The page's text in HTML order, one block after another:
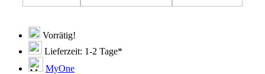
Vorrätig!
Lieferzeit: 1-2 Tage*
MyOne